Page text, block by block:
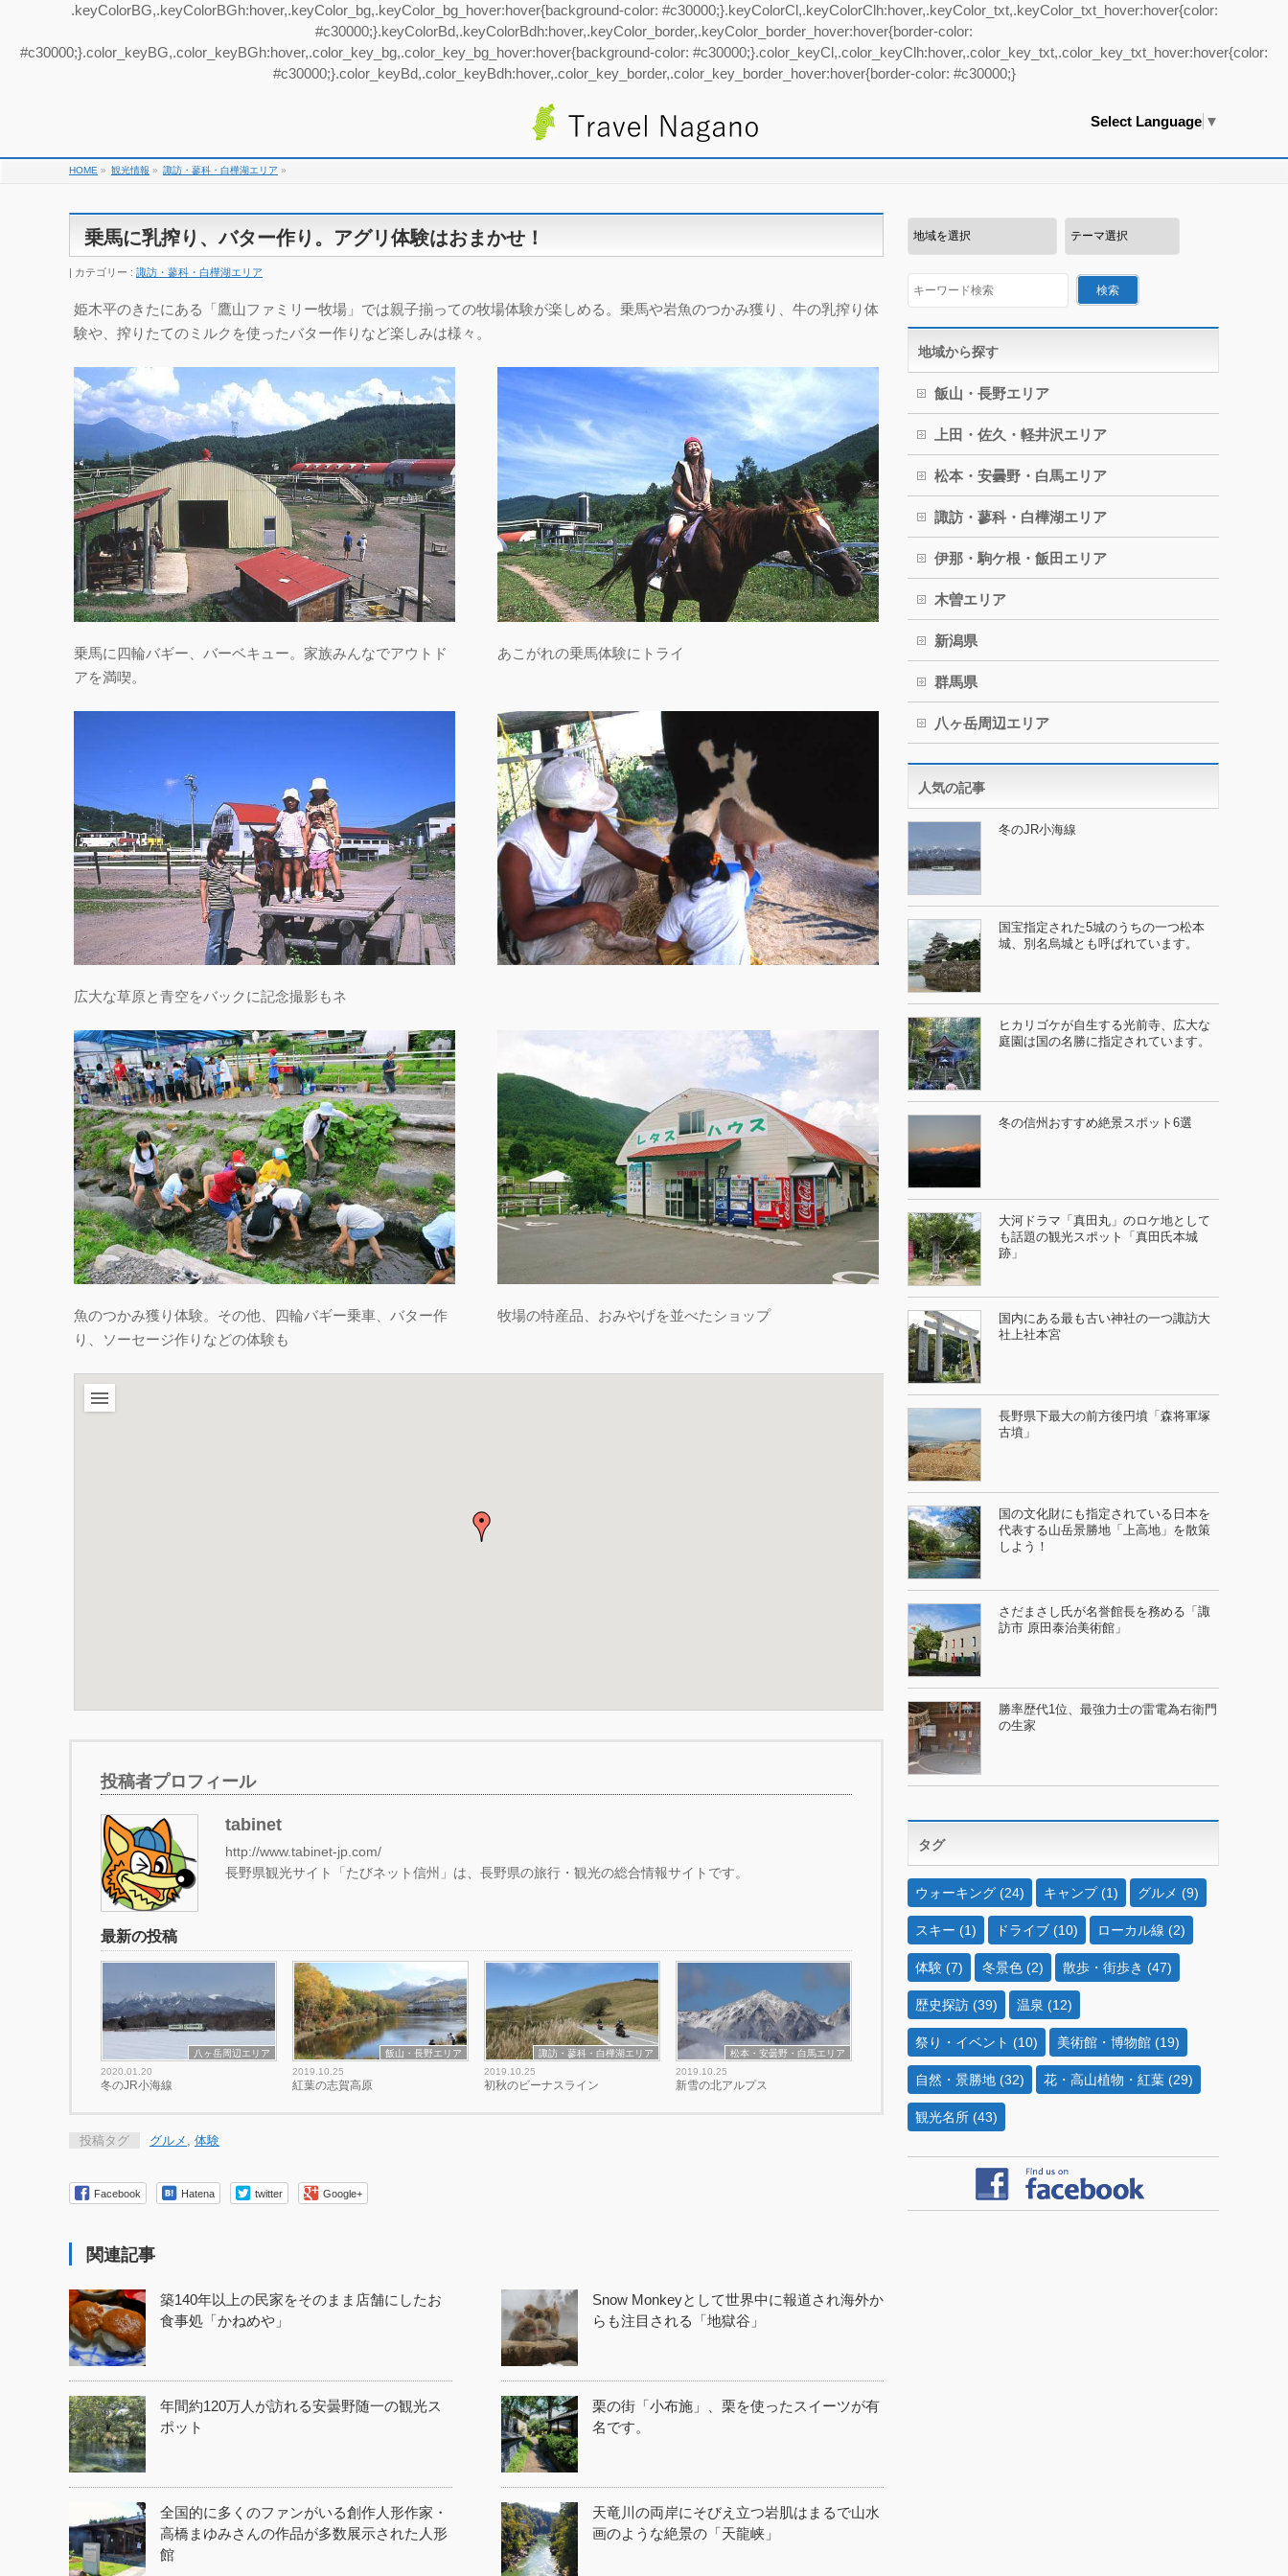
.keyColorBG,.keyColorBGh:hover,.keyColor_bg,.keyColor_bg_hover:hover{background-color: #c30000;}.keyColorCl,.keyColorClh:hover,.keyColor_txt,.keyColor_txt_hover:hover{color:
#c30000;}.keyColorBd,.keyColorBdh:hover,.keyColor_border,.keyColor_border_hover:hover{border-color:
#c30000;}.color_keyBG,.color_keyBGh:hover,.color_key_bg,.color_key_bg_hover:hover{background-color: #c30000;}.color_keyCl,.color_keyClh:hover,.color_key_txt,.color_key_txt_hover:hover{color:
#c30000;}.color_keyBd,.color_keyBdh:hover,.color_key_border,.color_key_border_hover:hover{border-color: #c30000;}
Select Language ▼
HOME » 観光情報 » 諏訪・蓼科・白樺湖エリア »
乗馬に乳搾り、バター作り。アグリ体験はおまかせ！
カテゴリー : 諏訪・蓼科・白樺湖エリア
姫木平のきたにある「鷹山ファミリー牧場」では親子揃っての牧場体験が楽しめる。乗馬や岩魚のつかみ獲り、牛の乳搾り体
験や、搾りたてのミルクを使ったバター作りなど楽しみは様々。
乗馬に四輪バギー、バーベキュー。家族みんなでアウトド
アを満喫。
あこがれの乗馬体験にトライ
広大な草原と青空をバックに記念撮影もネ
魚のつかみ獲り体験。その他、四輪バギー乗車、バター作
り、ソーセージ作りなどの体験も
牧場の特産品、おみやげを並べたショップ
投稿者プロフィール
tabinet
http://www.tabinet-jp.com/
長野県観光サイト「たびネット信州」は、長野県の旅行・観光の総合情報サイトです。
最新の投稿
八ヶ岳周辺エリア
2020.01.20
冬のJR小海線
飯山・長野エリア
2019.10.25
紅葉の志賀高原
諏訪・蓼科・白樺湖エリア
2019.10.25
初秋のビーナスライン
松本・安曇野・白馬エリア
2019.10.25
新雪の北アルプス
投稿タグ グルメ , 体験
Facebook Hatena twitter Google+
関連記事
築140年以上の民家をそのまま店舗にしたお
食事処「かねめや」
Snow Monkeyとして世界中に報道され海外か
らも注目される「地獄谷」
年間約120万人が訪れる安曇野随一の観光ス
ポット
栗の街「小布施」、栗を使ったスイーツが有
名です。
全国的に多くのファンがいる創作人形作家・
高橋まゆみさんの作品が多数展示された人形
館
天竜川の両岸にそびえ立つ岩肌はまるで山水
画のような絶景の「天龍峡」
地域から探す
飯山・長野エリア
上田・佐久・軽井沢エリア
松本・安曇野・白馬エリア
諏訪・蓼科・白樺湖エリア
伊那・駒ケ根・飯田エリア
木曽エリア
新潟県
群馬県
八ヶ岳周辺エリア
人気の記事
冬のJR小海線
国宝指定された5城のうちの一つ松本
城、別名烏城とも呼ばれています。
ヒカリゴケが自生する光前寺、広大な
庭園は国の名勝に指定されています。
冬の信州おすすめ絶景スポット6選
大河ドラマ「真田丸」のロケ地として
も話題の観光スポット「真田氏本城
跡」
国内にある最も古い神社の一つ諏訪大
社上社本宮
長野県下最大の前方後円墳「森将軍塚
古墳」
国の文化財にも指定されている日本を
代表する山岳景勝地「上高地」を散策
しよう！
さだまさし氏が名誉館長を務める「諏
訪市 原田泰治美術館」
勝率歴代1位、最強力士の雷電為右衛門
の生家
タグ
ウォーキング (24) キャンプ(1) グルメ (9)
スキー (1) ドライブ (10) ローカル線 (2)
体験 (7) 冬景色 (2) 散歩・街歩き (47)
歴史探訪 (39) 温泉 (12)
祭り・イベント (10) 美術館・博物館 (19)
自然・景勝地 (32) 花・高山植物・紅葉 (29)
観光名所 (43)